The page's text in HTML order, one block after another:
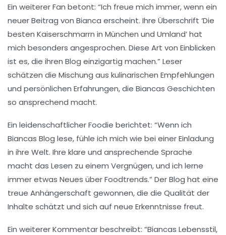
Ein weiterer Fan betont: “Ich freue mich immer, wenn ein
neuer Beitrag von Bianca erscheint. Ihre Überschrift ‘Die
besten Kaiserschmarrn in München und Umland’ hat
mich besonders angesprochen. Diese Art von Einblicken
ist es, die ihren Blog einzigartig machen.” Leser
schätzen die Mischung aus kulinarischen Empfehlungen
und persönlichen Erfahrungen, die Biancas Geschichten
so ansprechend macht.
Ein leidenschaftlicher Foodie berichtet: “Wenn ich
Biancas Blog lese, fühle ich mich wie bei einer Einladung
in ihre Welt. Ihre klare und ansprechende Sprache
macht das Lesen zu einem Vergnügen, und ich lerne
immer etwas Neues überFoodtrends.” Der Blog hat eine
treue Anhängerschaft gewonnen, die die Qualität der
Inhalte schätzt und sich auf neue Erkenntnisse freut.
Ein weiterer Kommentar beschreibt: “Biancas Lebensstil,